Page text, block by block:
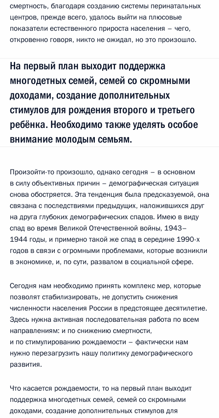
смертность, благодаря созданию системы перинатальных
центров, прежде всего, удалось выйти на плюсовые
показатели естественного прироста населения – чего,
откровенно говоря, никто не ожидал, но это произошло.
На первый план выходит поддержка
многодетных семей, семей со скромными
доходами, создание дополнительных
стимулов для рождения второго и третьего
ребёнка. Необходимо также уделять особое
внимание молодым семьям.
Произойти-то произошло, однако сегодня – в основном
в силу объективных причин – демографическая ситуация
снова обостряется. Эта тенденция была предсказуемой, она
связана с последствиями предыдущих, наложившихся друг
на друга глубоких демографических спадов. Имею в виду
спад во время Великой Отечественной войны, 1943–
1944 годы, и примерно такой же спад в середине 1990-х
годов в связи с огромными проблемами, которые возникли
в экономике, и, по сути, развалом в социальной сфере.
Сегодня нам необходимо принять комплекс мер, которые
позволят стабилизировать, не допустить снижения
численности населения России в предстоящее десятилетие.
Здесь нужна активная последовательная работа по всем
направлениям: и по снижению смертности,
и по стимулированию рождаемости – фактически нам
нужно перезагрузить нашу политику демографического
развития.
Что касается рождаемости, то на первый план выходит
поддержка многодетных семей, семей со скромными
доходами, создание дополнительных стимулов для